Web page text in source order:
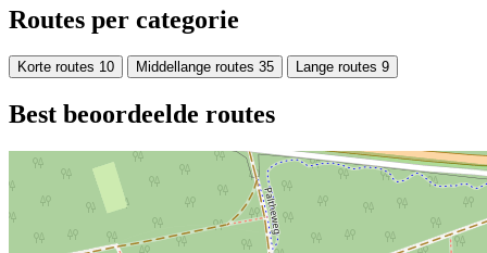
Routes per categorie
Korte routes 10 Middellange routes 35 Lange routes 9
Best beoordeelde routes